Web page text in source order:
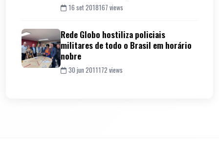
16 set 2018167 views
Rede Globo hostiliza policiais
militares de todo o Brasil em horário
nobre
30 jun 2011172 views